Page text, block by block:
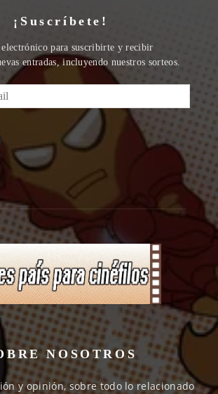
¡Suscríbete!
para suscribirte y recibir
entradas, incluyendo nuestros sorteos.
NOSOTROS
y opinión, sobre todo lo relacionado